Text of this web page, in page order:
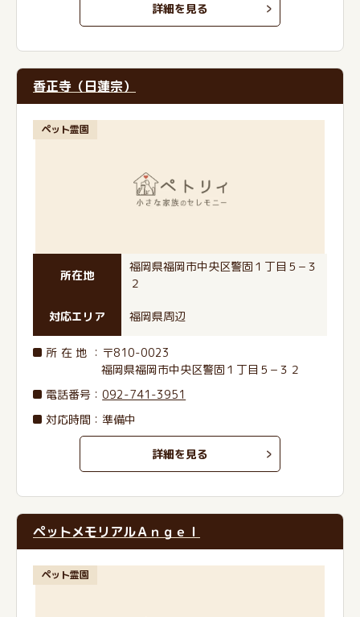
詳細を見る
香正寺（日蓮宗）
ペット霊園
所在地
福岡県福岡市中央区警固１丁目５−３
２
対応エリア 福岡県周辺
所在地 ：〒810-0023
福岡県福岡市中央区警固１丁目５−３２
電話番号 ：092-741-3951
対応時間：準備中
詳細を見る
ペットメモリアルＡｎｇｅｌ
ペット霊園